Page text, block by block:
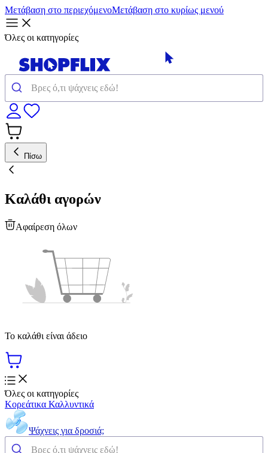
Μετάβαση στο περιεχόμενοΜετάβαση στο κυρίως μενού
Όλες οι κατηγορίες
Πίσω
Καλάθι αγορών
Αφαίρεση όλων
Το καλάθι είναι άδειο
Όλες οι κατηγορίες
Κορεάτικα Καλλυντικά
Ψάχνεις για δροσιά;